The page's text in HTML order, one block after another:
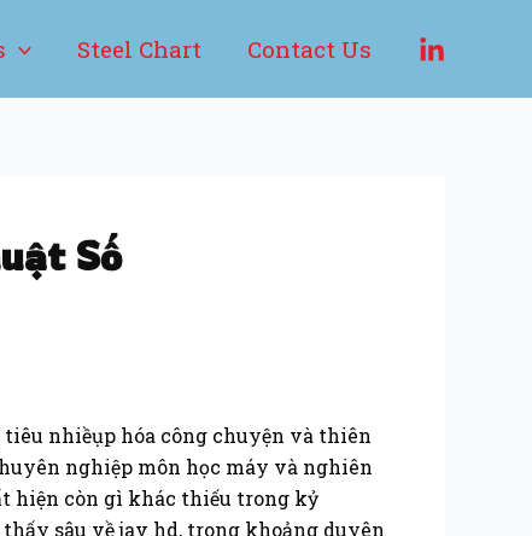
Steel Chart Contact Us
Số
nhiềụp hóa công chuyện và thiên
nghiệp môn học máy và nghiên
hiện còn gì khác thiếu trong kỷ
sâu về jav hd, trong khoảng duyên